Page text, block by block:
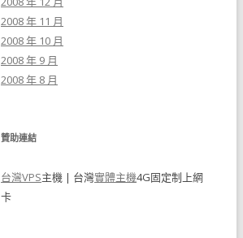
2008 年 11 月
2008 年 10 月
2008 年 9 月
2008 年 8 月
贊助連結
台灣VPS主機 | 台灣實體主機4G固定制上網
卡